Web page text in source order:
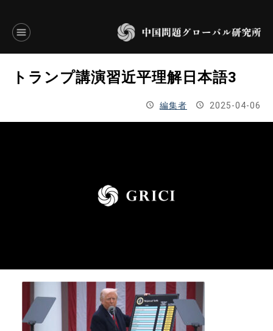
言語別アーカイブ
JAPANESE
トランプ講演習近平理解日本語3
編集者 2025-04-06